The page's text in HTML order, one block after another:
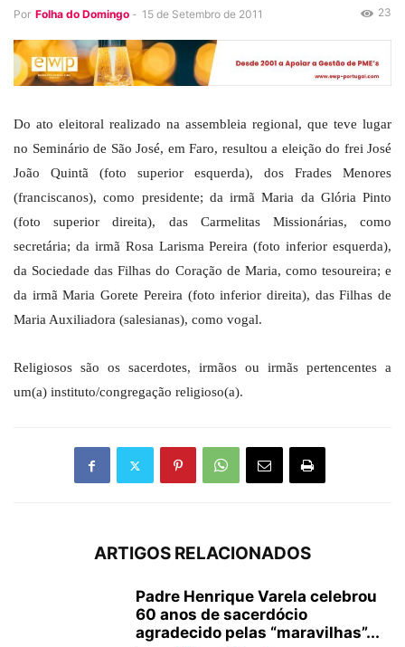
Por Folha do Domingo - 15 de Setembro de 2011 23
Do ato eleitoral realizado na assembleia regional, que teve lugar
no Seminário de São José, em Faro, resultou a eleição do frei José
João Quintã (foto superior esquerda), dos Frades Menores
(franciscanos), como presidente; da irmã Maria da Glória Pinto
(foto superior direita), das Carmelitas Missionárias, como
secretária; da irmã Rosa Larisma Pereira(foto inferior esquerda),
da Sociedade das Filhas do Coração de Maria, como tesoureira; e
da irmã Maria Gorete Pereira (foto inferior direita), das Filhas de
Maria Auxiliadora (salesianas), como vogal.
Religiosos são os sacerdotes, irmãos ou irmãs pertencentes a
um(a) instituto/congregação religioso(a).
ARTIGOS RELACIONADOS
Padre Henrique Varela celebrou
60 anos de sacerdócio
agradecido pelas “maravilhas”...